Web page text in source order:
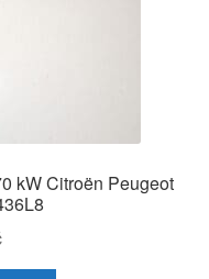
kW Citroën Peugeot